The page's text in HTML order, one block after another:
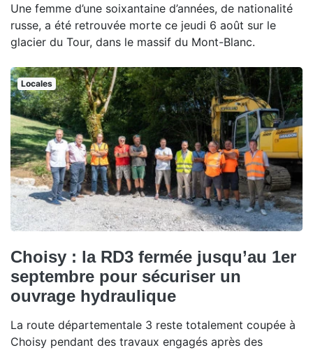
Une femme d’une soixantaine d’années, de nationalité
russe, a été retrouvée morte ce jeudi 6 août sur le
glacier du Tour, dans le massif du Mont-Blanc.
Locales
Choisy : la RD3 fermée jusqu’au 1er
septembre pour sécuriser un
ouvrage hydraulique
La route départementale 3 reste totalement coupée à
Choisy pendant des travaux engagés après des